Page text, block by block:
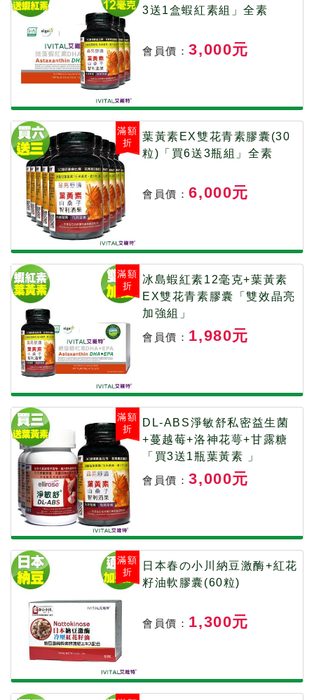
3送1盒蝦紅素組」全素
會員價：3,000元
滿額
折
葉黃素EX雙花青素膠囊(30
粒)「買6送3瓶組」全素
會員價：6,000元
滿額
折
冰島蝦紅素12毫克+葉黃素
EX雙花青素膠囊「雙效晶亮
加強組」
會員價： 1,980元
滿額
折
DL-ABS淨敏舒私密益生菌
+蔓越莓+洛神花萼+甘露糖
「買3送1瓶葉黃素 」
會員價：3,000元
滿額
折
日本春の小川納豆激酶+紅花
籽油軟膠囊(60粒)
會員價： 1,300元